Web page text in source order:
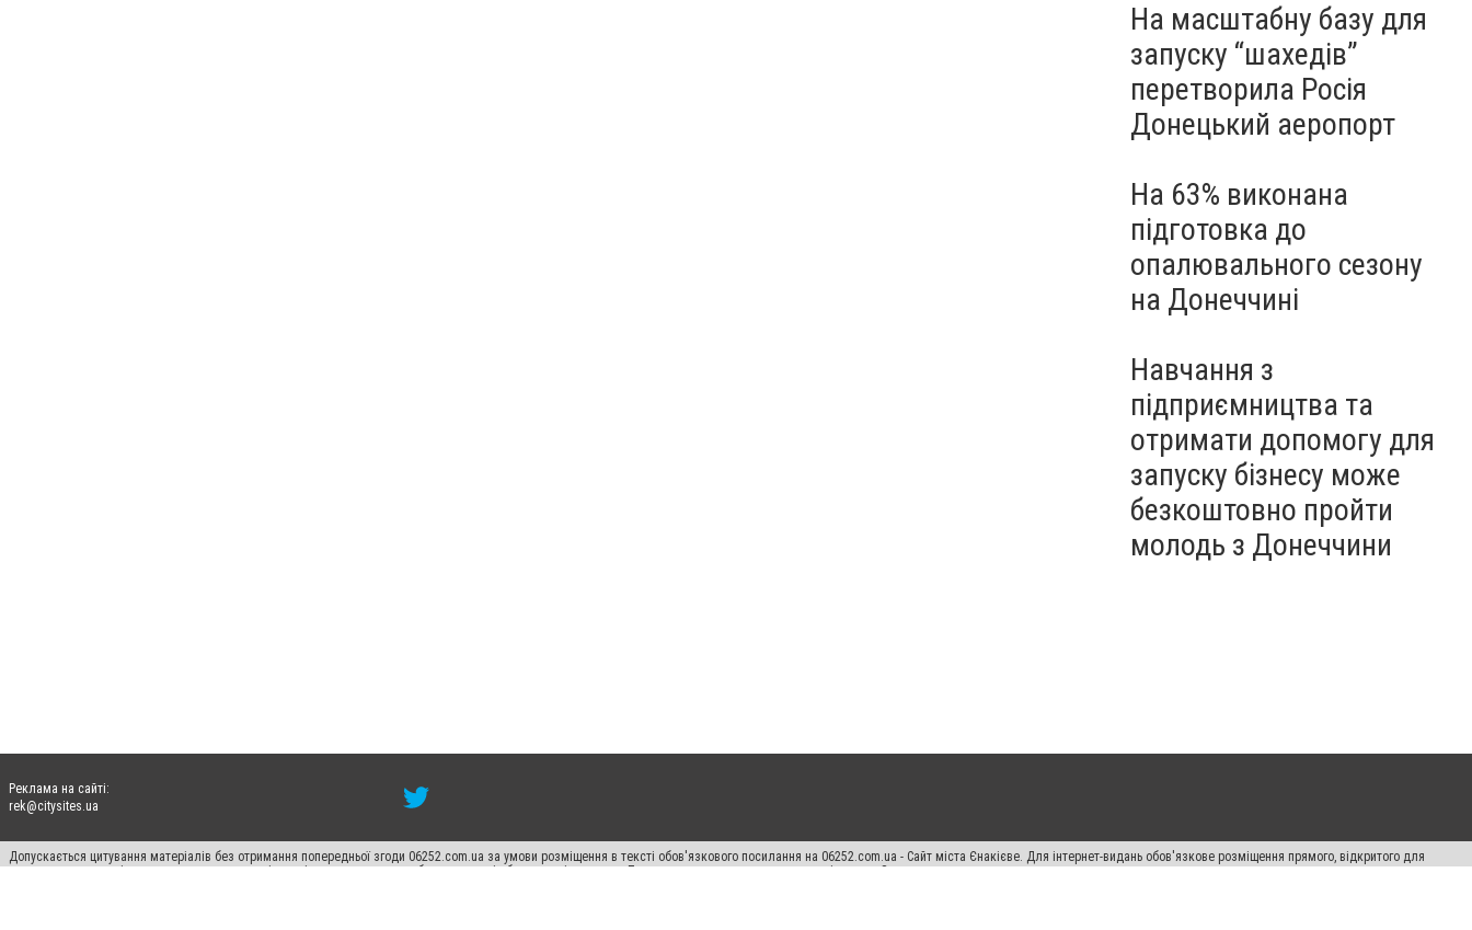
На масштабну базу для
запуску “шахедів”
перетворила Росія
Донецький аеропорт
На 63% виконана
підготовка до
опалювального сезону
на Донеччині
Навчання з
підприємництва та
отримати допомогу для
запуску бізнесу може
безкоштовно пройти
молодь з Донеччини
Реклама на сайті:
rek@citysites.ua
Допускається цитування матеріалів без отримання попередньої згоди 06252.com.ua за умови розміщення в тексті обов'язкового посилання на 06252.com.ua - Сайт міста Єнакієве. Для інтернет-видань обов'язкове розміщення прямого, відкритого для
пошукових систем гіперпосилання на цитовані статті не нижче другого абзацу в тексті або в якості джерела. Порушення виняткових прав переслідується Законом.